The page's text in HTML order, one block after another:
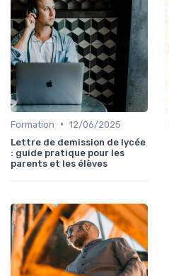
Formation • 12/06/2025
Lettre de demission de lycée
: guide pratique pour les
parents et les élèves